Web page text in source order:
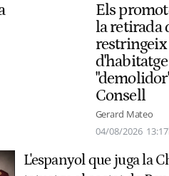
Els
la retirada
Consell
Gerard Mateo
04/08/2026
L'espanyol que juga la